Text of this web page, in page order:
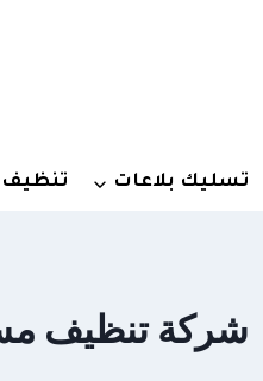
تسليك بلاعات تنظيف
شركة تنظيف مسابح في دبي